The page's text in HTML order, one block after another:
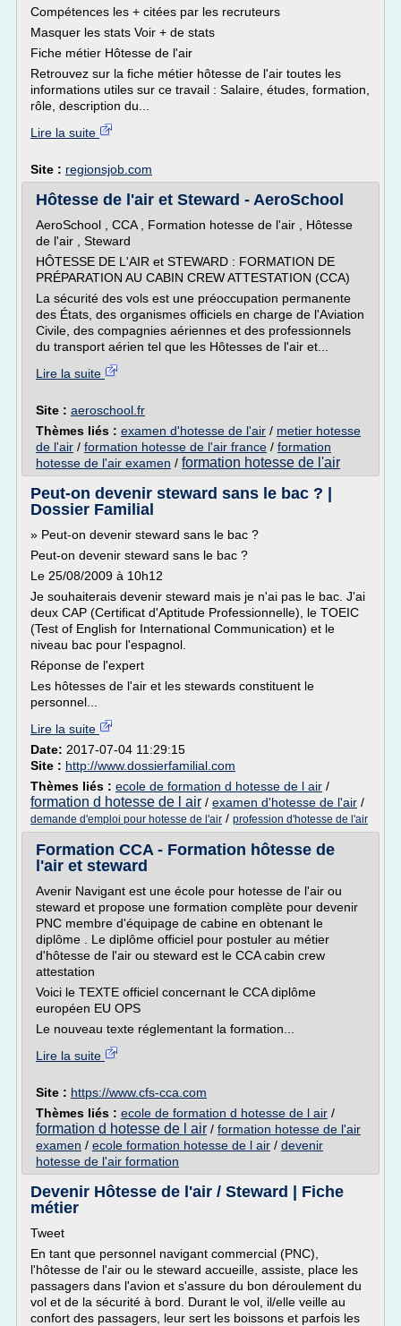
Compétences les + citées par les recruteurs
Masquer les stats Voir + de stats
Fiche métier Hôtesse de l'air
Retrouvez sur la fiche métier hôtesse de l'air toutes les
informations utiles sur ce travail : Salaire, études, formation,
rôle, description du...
Lire la suite
Site : regionsjob.com
Hôtesse de l'air et Steward - AeroSchool
AeroSchool , CCA , Formation hotesse de l'air , Hôtesse
de l'air , Steward
HÔTESSE DE L'AIR et STEWARD : FORMATION DE
PRÉPARATION AU CABIN CREW ATTESTATION (CCA)
La sécurité des vols est une préoccupation permanente
des États, des organismes officiels en charge de l'Aviation
Civile, des compagnies aériennes et des professionnels
du transport aérien tel que les Hôtesses de l'air et...
Lire la suite
Site : aeroschool.fr
Thèmes liés : examen d'hotesse de l'air / metier hotesse
de l'air / formation hotesse de l'air france / formation
hotesse de l'air examen / formation hotesse de l'air
Peut-on devenir steward sans le bac ? |
Dossier Familial
» Peut-on devenir steward sans le bac ?
Peut-on devenir steward sans le bac ?
Le 25/08/2009 à 10h12
Je souhaiterais devenir steward mais je n'ai pas le bac. J'ai
deux CAP (Certificat d'Aptitude Professionnelle), le TOEIC
(Test of English for International Communication) et le
niveau bac pour l'espagnol.
Réponse de l'expert
Les hôtesses de l'air et les stewards constituent le
personnel...
Lire la suite
Date: 2017-07-04 11:29:15
Site : http://www.dossierfamilial.com
Thèmes liés : ecole de formation d hotesse de l air /
formation d hotesse de l air / examen d'hotesse de l'air /
demande d'emploi pour hotesse de l'air / profession d'hotesse de l'air
Formation CCA - Formation hôtesse de
l'air et steward
Avenir Navigant est une école pour hotesse de l'air ou
steward et propose une formation complète pour devenir
PNC membre d'équipage de cabine en obtenant le
diplôme . Le diplôme officiel pour postuler au métier
d'hôtesse de l'air ou steward est le CCA cabin crew
attestation
Voici le TEXTE officiel concernant le CCA diplôme
européen EU OPS
Le nouveau texte réglementant la formation...
Lire la suite
Site : https://www.cfs-cca.com
Thèmes liés : ecole de formation d hotesse de l air /
formation d hotesse de l air / formation hotesse de l'air
examen / ecole formation hotesse de l air / devenir
hotesse de l'air formation
Devenir Hôtesse de l'air / Steward | Fiche
métier
Tweet
En tant que personnel navigant commercial (PNC),
l'hôtesse de l'air ou le steward accueille, assiste, place les
passagers dans l'avion et s'assure du bon déroulement du
vol et de la sécurité à bord. Durant le vol, il/elle veille au
confort des passagers, leur sert les boissons et parfois les